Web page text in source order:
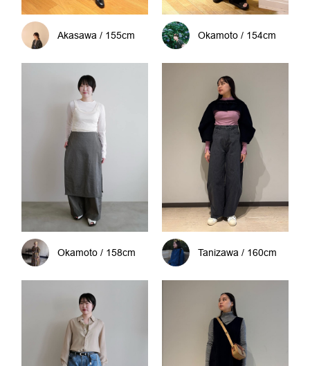
Akasawa / 155cm Okamoto / 154cm
Okamoto / 158cm Tanizawa / 160cm